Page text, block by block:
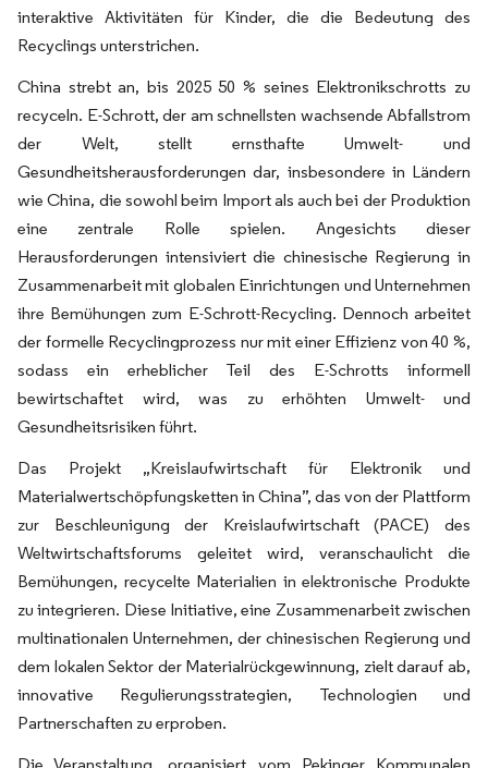
interaktive Aktivitäten für Kinder, die die Bedeutung des
Recyclings unterstrichen.
China strebt an, bis 2025 50 % seines Elektronikschrotts zu
recyceln. E-Schrott, der am schnellsten wachsende Abfallstrom
der Welt, stellt ernsthafte Umwelt- und
Gesundheitsherausforderungen dar, insbesondere in Ländern
wie China, die sowohl beim Import als auch bei der Produktion
eine zentrale Rolle spielen. Angesichts dieser
Herausforderungen intensiviert die chinesische Regierung in
Zusammenarbeit mit globalen Einrichtungen und Unternehmen
ihre Bemühungen zum E-Schrott-Recycling. Dennoch arbeitet
der formelle Recyclingprozess nur mit einer Effizienz von 40 %,
sodass ein erheblicher Teil des E-Schrotts informell
bewirtschaftet wird, was zu erhöhten Umwelt- und
Gesundheitsrisiken führt.
Das Projekt „Kreislaufwirtschaft für Elektronik und
Materialwertschöpfungsketten in China”, das von der Plattform
zur Beschleunigung der Kreislaufwirtschaft (PACE) des
Weltwirtschaftsforums geleitet wird, veranschaulicht die
Bemühungen, recycelte Materialien in elektronische Produkte
zu integrieren. Diese Initiative, eine Zusammenarbeit zwischen
multinationalen Unternehmen, der chinesischen Regierung und
dem lokalen Sektor der Materialrückgewinnung, zielt darauf ab,
innovative Regulierungsstrategien, Technologien und
Partnerschaften zu erproben.